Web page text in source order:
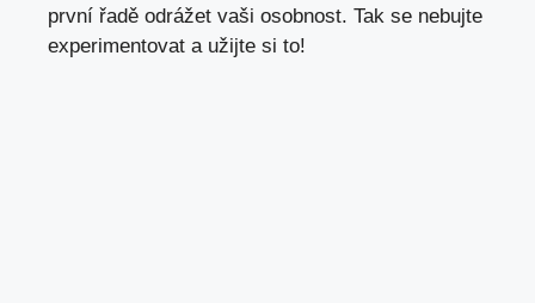
první řadě odrážet vaši osobnost. Tak se nebujte
experimentovat a užijte si to!